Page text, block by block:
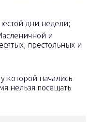
дни недели;
и
престольных и
которой начались
нельзя посещать